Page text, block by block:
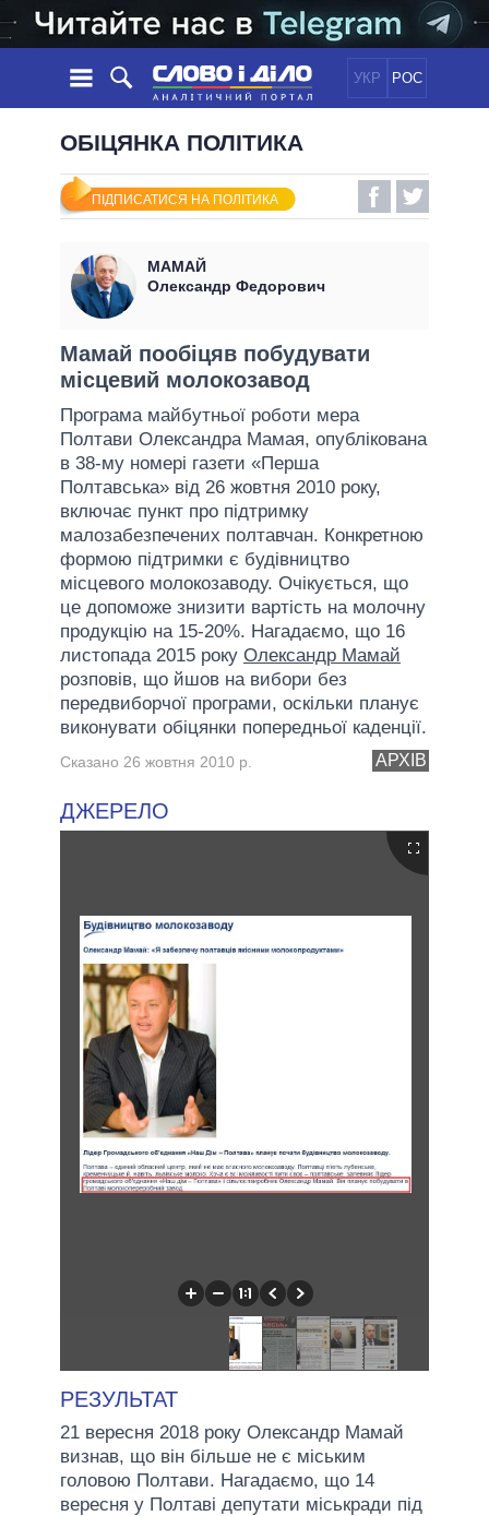
УКР РОС
НОВИНИ
СТРІЧКА
ПОДІЇ
СТАТТІ
ДУМКИ
ОГЛЯДИ
ДАЙДЖЕСТИ
ПОЛІТИКА
ЕКОНОМІКА
СВІТ
ОБIЦЯНКИ
УСІ ПОЛІТИКИ
ПРЕЗИДЕНТ І ОФІС
ВЕРХОВНА РАДА
КАБІНЕТ МІНІСТРІВ
ГОЛОВИ ОБЛАДМІНІСТРАЦІЙ
МЕРИ МІСТ
ВСІ ПЕРСОНИ
ІНФОГРАФІКА
ПІДТРИМАТИ
ПОРІВНЯННЯ ПОЛІТИКІВ
ОБІЦЯНКА ПОЛІТИКА
ПІДПИСАТИСЯ НА ПОЛІТИКА
МАМАЙ
Олександр Федорович
Мамай пообіцяв побудувати
місцевий молокозавод
Програма майбутньої роботи мера
Полтави Олександра Мамая, опублікована
в 38-му номері газети «Перша
Полтавська» від 26 жовтня 2010 року,
включає пункт про підтримку
малозабезпечених полтавчан. Конкретною
формою підтримки є будівництво
місцевого молокозаводу. Очікується, що
це допоможе знизити вартість на молочну
продукцію на 15-20%. Нагадаємо, що 16
листопада 2015 року Олександр Мамай
розповів, що йшов на вибори без
передвиборчої програми, оскільки планує
виконувати обіцянки попередньої каденції.
АРХІВ
Сказано 26 жовтня 2010 р.
ДЖЕРЕЛО
РЕЗУЛЬТАТ
21 вересня 2018 року Олександр Мамай
визнав, що він більше не є міським
головою Полтави. Нагадаємо, що 14
вересня у Полтаві депутати міськради під